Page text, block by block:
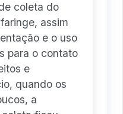
coleta do
assim
e o uso
para o contato
e
quando os
a